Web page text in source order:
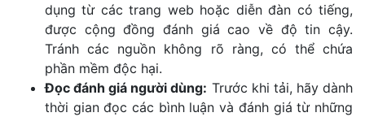
dụng từ các trang web hoặc diễn đàn có tiếng,
được cộng đồng đánh giá cao về độ tin cậy.
Tránh các nguồn không rõ ràng, có thể chứa
phần mềm độc hại.
Đọc đánh giá người dùng: Trước khi tải, hãy dành
thời gian đọc các bình luận và đánh giá từ những